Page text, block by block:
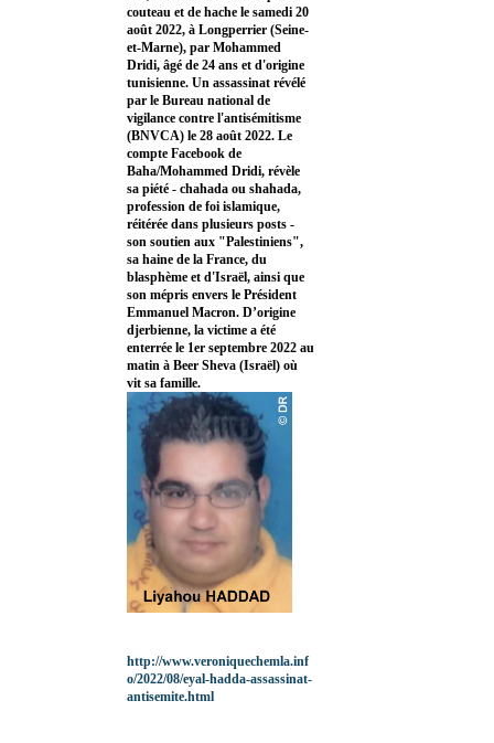
couteau et de hache le samedi 20
août 2022, à Longperrier (Seine-
et-Marne), par Mohammed
Dridi, âgé de 24 ans et d'origine
tunisienne. Un assassinat révélé
par le Bureau national de
vigilance contre l'antisémitisme
(BNVCA) le 28 août 2022. Le
compte Facebook de
Baha/Mohammed Dridi, révèle
sa piété - chahada ou shahada,
profession de foi islamique,
réitérée dans plusieurs posts -
son soutien aux "Palestiniens",
sa haine de la France, du
blasphème et d'Israël, ainsi que
son mépris envers le Président
Emmanuel Macron. D’origine
djerbienne, la victime a été
enterrée le 1er septembre 2022 au
matin à Beer Sheva (Israël) où
vit sa famille.
http://www.veroniquechemla.inf
o/2022/08/eyal-hadda-assassinat-
antisemite.html